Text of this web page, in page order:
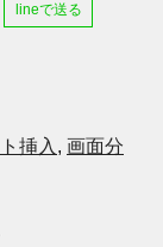
lineで送る
挿入 , 画面分